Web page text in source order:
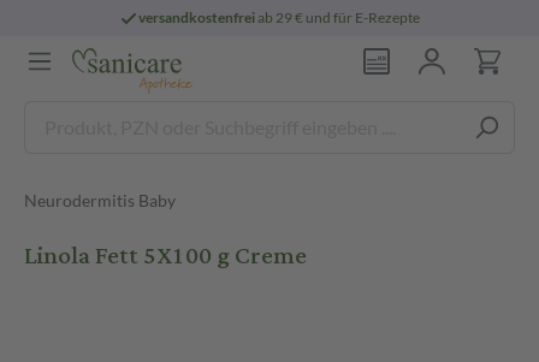
versandkostenfreiab 29 € und für E-Rezepte
Neurodermitis Baby
Linola Fett 5X100 g Creme